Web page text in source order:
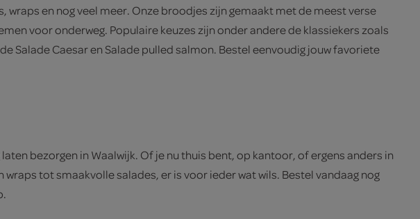
wraps en nog veel meer. Onze broodjes zijn gemaakt met de meest verse
voor onderweg. Populaire keuzes zijn onder andere de klassiekers zoals
Salade Caesar en Salade pulled salmon. Bestel eenvoudig jouw favoriete
bezorgen in Waalwijk. Of je nu thuis bent, op kantoor, of ergens anders in
tot smaakvolle salades, er is voor ieder wat wils. Bestel vandaag nog